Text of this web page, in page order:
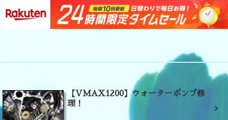
【VMAX1200】ウォーターポンプ修
理！